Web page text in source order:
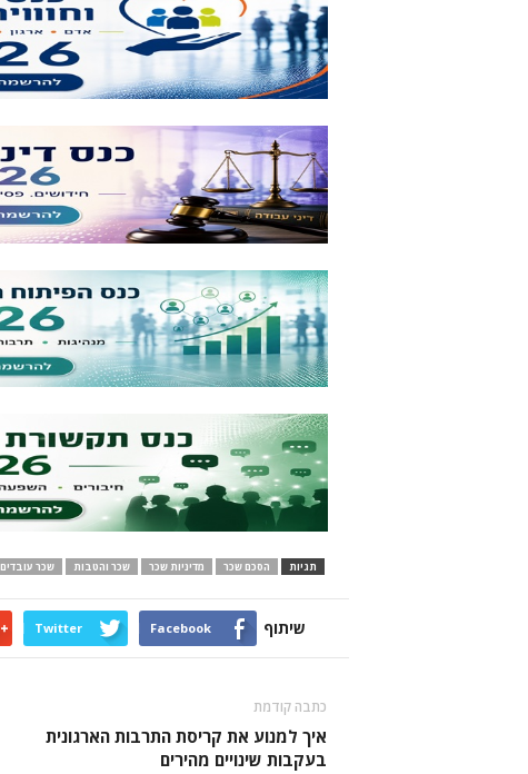
תגיות הסכם שכר מדיניות שכר שכר והטבות שכר עובדים
שיתוף Facebook
Twitter
כתבה קודמת
איך למנוע את קריסת התרבות הארגונית
בעקבות שינויים מהירים